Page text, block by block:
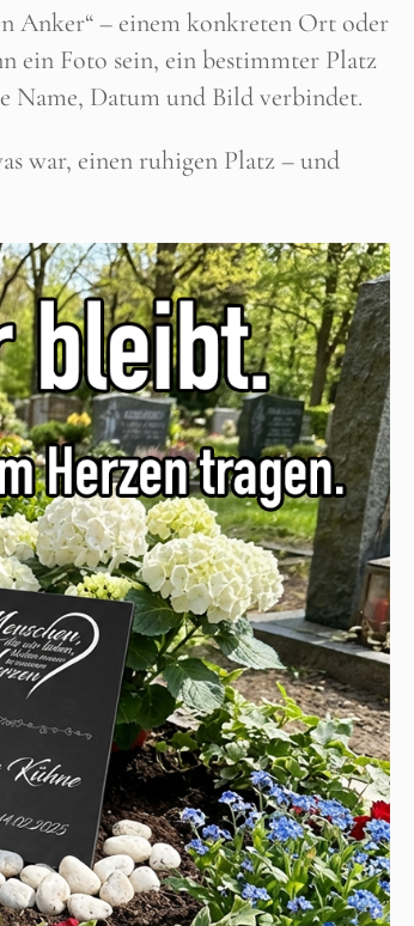
Anker“ – einem konkreten Ort oder
ein Foto sein, ein bestimmter Platz
Name, Datum und Bild verbindet.
war, einen ruhigen Platz – und